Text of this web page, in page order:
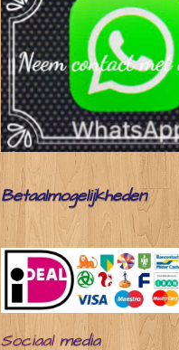
Betaalmogelijkheden
Sociaal media